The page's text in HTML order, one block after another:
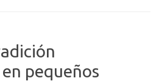
pequeños